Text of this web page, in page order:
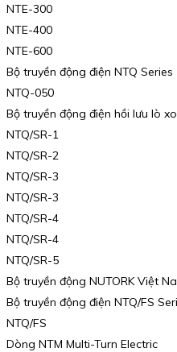
NTE-300
NTE-400
NTE-600
Bộ truyền động điện NTQ Series
NTQ-050
Bộ truyền động điện hồi lưu lò
NTQ/SR-1
NTQ/SR-2
NTQ/SR-3
NTQ/SR-3
NTQ/SR-4
NTQ/SR-4
NTQ/SR-5
Bộ truyền động NUTORK Việt
Bộ truyền động điện NTQ/FS
NTQ/FS
Dòng NTM Multi-Turn Electric